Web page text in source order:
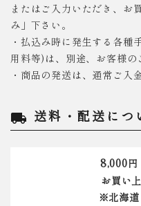
またはご入力いただき、お
み」下さい。
・払込み時に発生する各
用料等)は、別途、お客様の
・商品の発送は、通常ご入
local_shipping 送料・配送につ
8,000円
お買い
※北海